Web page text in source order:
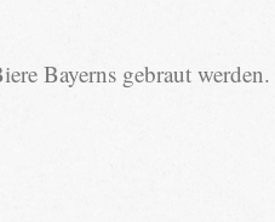
Bayerns gebraut werden.